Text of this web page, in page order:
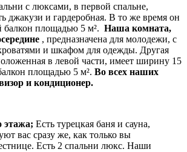
с люксами, в первой спальне,
джакузи и гардеробная. В то же время он
балкон площадью 5 м². Наша комната,
, предназначена для молодежи, с
и шкафом для одежды. Другая
в левой части, имеет ширину 15
площадью 5 м². Во всех наших
и кондиционер.
этажа; Есть турецкая баня и сауна,
вас сразу же, как только вы
Есть 2 спальни люкс. Наши